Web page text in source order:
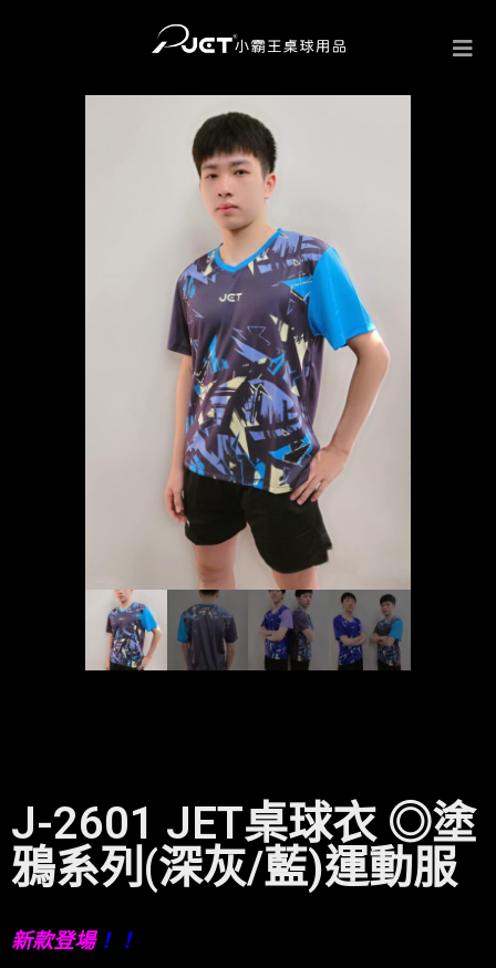
J-2601 JET桌球衣 ◎塗
鴉系列(深灰/藍)運動服
新款登場！！